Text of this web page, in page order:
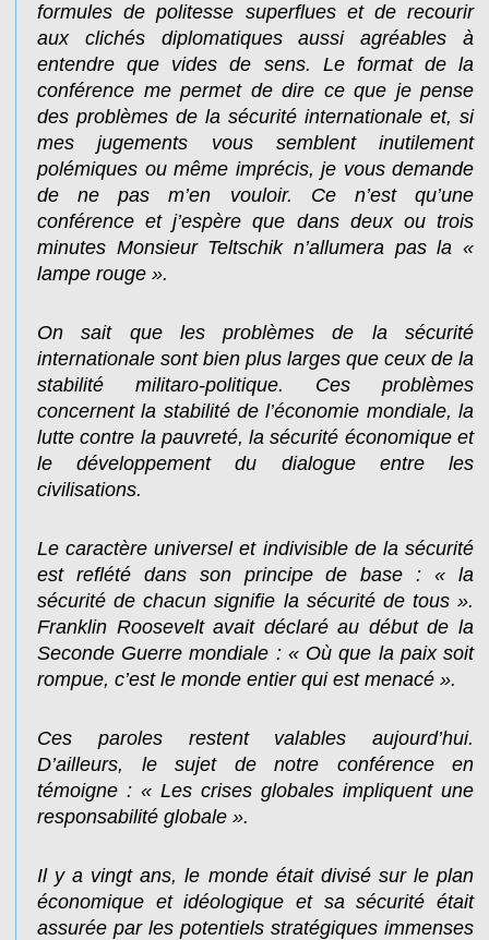
formules de politesse superflues et de recourir
aux clichés diplomatiques aussi agréables à
entendre que vides de sens. Le format de la
conférence me permet de dire ce que je pense
des problèmes de la sécurité internationale et, si
mes jugements vous semblent inutilement
polémiques ou même imprécis, je vous demande
de ne pas m’en vouloir. Ce n’est qu’une
conférence et j’espère que dans deux ou trois
minutes Monsieur Teltschik n’allumera pas la «
lampe rouge ».
On sait que les problèmes de la sécurité
internationale sont bien plus larges que ceux de la
stabilité militaro-politique. Ces problèmes
concernent la stabilité de l’économie mondiale, la
lutte contre la pauvreté, la sécurité économique et
le développement du dialogue entre les
civilisations.
Le caractère universel et indivisible de la sécurité
est reflété dans son principe de base : « la
sécurité de chacun signifie la sécurité de tous ».
Franklin Roosevelt avait déclaré au début de la
Seconde Guerre mondiale : « Où que la paix soit
rompue, c’est le monde entier qui est menacé ».
Ces paroles restent valables aujourd’hui.
D’ailleurs, le sujet de notre conférence en
témoigne : « Les crises globales impliquent une
responsabilité globale ».
Il y a vingt ans, le monde était divisé sur le plan
économique et idéologique et sa sécurité était
assurée par les potentiels stratégiques immenses